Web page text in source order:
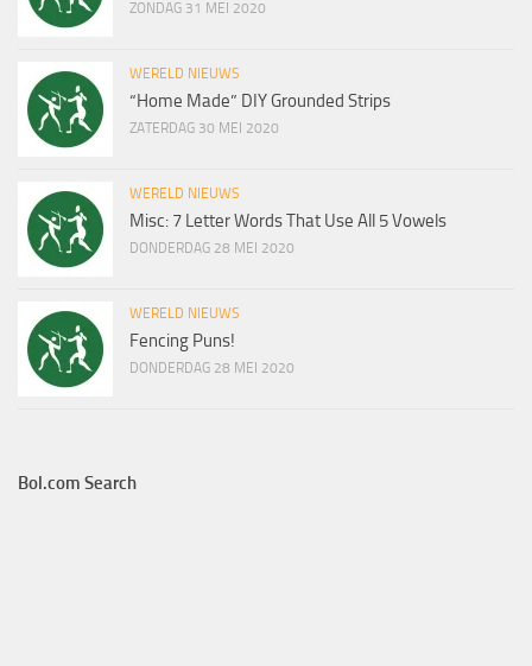
ZONDAG 31 MEI 2020
WERELD NIEUWS
“Home Made” DIY Grounded Strips
ZATERDAG 30 MEI 2020
WERELD NIEUWS
Misc: 7 Letter Words That Use All 5 Vowels
DONDERDAG 28 MEI 2020
WERELD NIEUWS
Fencing Puns!
DONDERDAG 28 MEI 2020
Bol.com Search